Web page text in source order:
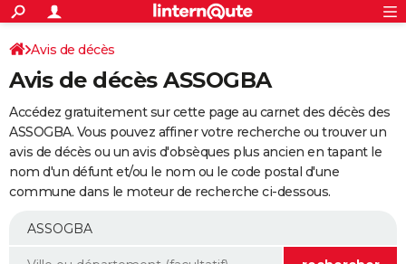
ACTUALITÉS
Politique
Société
Faits Divers
Education
Monde
Villes
+
SPORT
Coupe du monde 2026
Football
Tennis
Cyclisme
Rugby
Forum
Programme TV
TNT
Streaming
Cinéma
Sorties cinéma
Musique
+
FINANCE
Retraite
Epargne
Immobilier
Risques naturels par ville
Banque
Assurance
AUTO
Essais
Réserver un essai
Citadines
Berlines
SUV
Forum auto
+
Mobiles
Meilleur smartphone
Internet
Ordinateurs
Jeux vidéo
Guide high-tech
Avis de décès
Avis de décès ASSOGBA
Accédez gratuitement sur cette page au carnet des décès des
ASSOGBA. Vous pouvez affiner votre recherche ou trouver un
avis de décès ou un avis d'obsèques plus ancien en tapant le
nom d'un défunt et/ou le nom ou le code postal d'une
commune dans le moteur de recherche ci-dessous.